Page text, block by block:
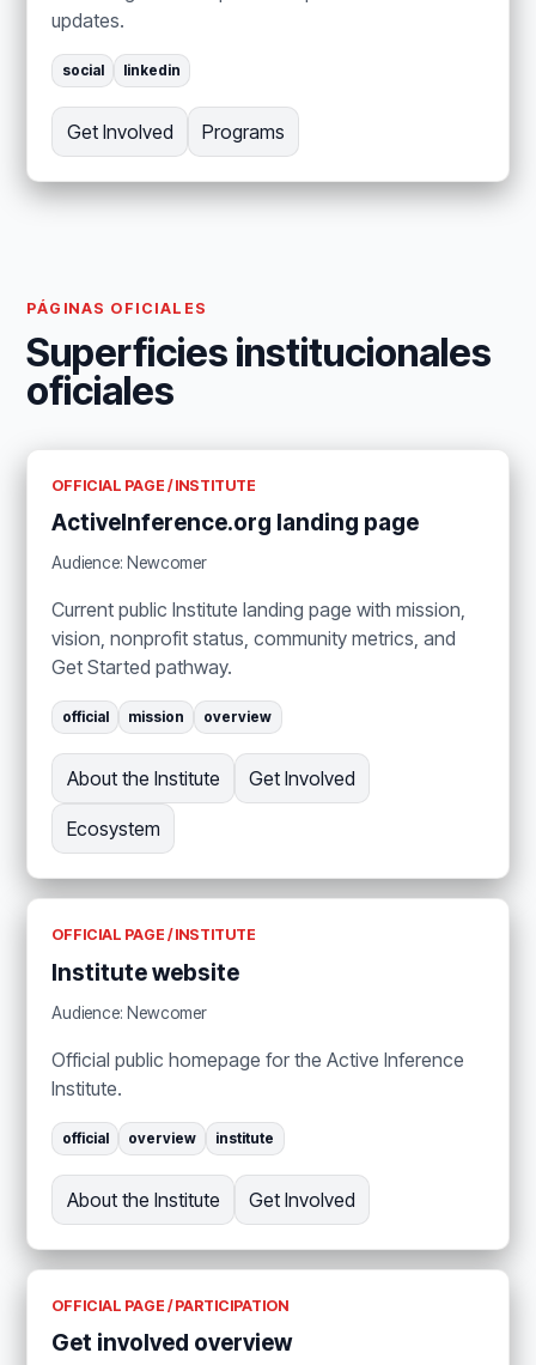
updates.
social linkedin
Get Involved Programs
PÁGINAS OFICIALES
Superficies institucionales
oficiales
OFFICIAL PAGE / INSTITUTE
ActiveInference.org landing page
Audience: Newcomer
Current public Institute landing page with mission,
vision, nonprofit status, community metrics, and
Get Started pathway.
official mission overview
About the Institute Get Involved
Ecosystem
OFFICIAL PAGE / INSTITUTE
Institute website
Audience: Newcomer
Official public homepage for the Active Inference
Institute.
official overview institute
About the Institute Get Involved
OFFICIAL PAGE / PARTICIPATION
Get involved overview